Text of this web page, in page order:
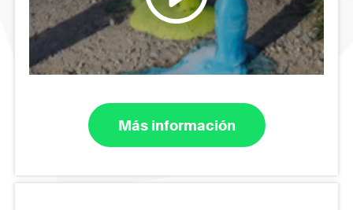
Más información